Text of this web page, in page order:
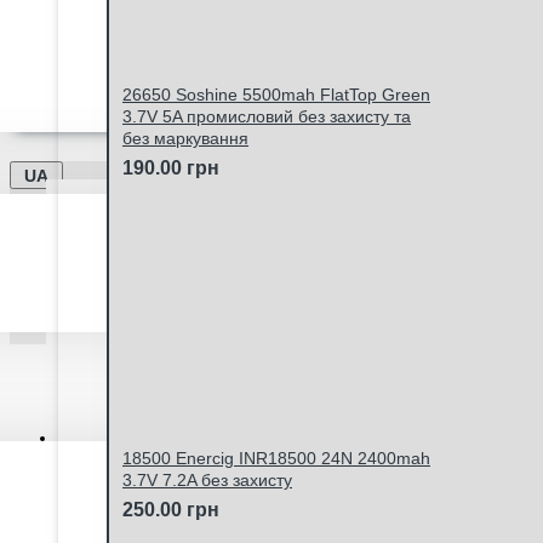
UA
26650 Soshine 5500mah FlatTop Green
3.7V 5A промисловий без захисту та
без маркування
190.00 грн
18500 Enercig INR18500 24N 2400mah
3.7V 7.2A без захисту
250.00 грн
Відправка замовлень Новою Поштою та Укрпоштою